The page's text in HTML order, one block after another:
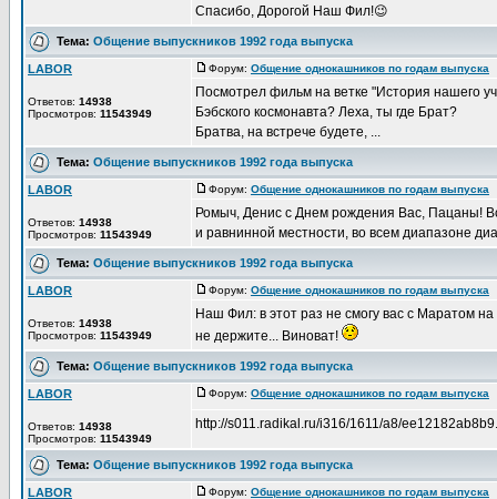
Спасибо, Дорогой Наш Фил!😉
Тема: Общение выпускников 1992 года выпуска
LABOR
Ответов: 14938
Просмотров: 11543949
Форум: Общение однокашников по годам выпуска
Посмотрел фильм на ветке "История нашего
Бэбского космонавта? Леха, ты где Брат?
Братва, на встрече будете, ...
Тема: Общение выпускников 1992 года выпуска
LABOR
Ответов: 14938
Просмотров: 11543949
Форум: Общение однокашников по годам выпуска
Ромыч, Денис с Днем рождения Вас, Пацаны!
и равнинной местности, во всем диапазоне
Тема: Общение выпускников 1992 года выпуска
LABOR
Ответов: 14938
Просмотров: 11543949
Форум: Общение однокашников по годам выпуска
Наш Фил: в этот раз не смогу вас с Маратом
не держите... Виноват!
Тема: Общение выпускников 1992 года выпуска
LABOR
Ответов: 14938
Просмотров: 11543949
Форум: Общение однокашников по годам выпуска
http://s011.radikal.ru/i316/1611/a8/
Тема: Общение выпускников 1992 года выпуска
LABOR Форум: Общение однокашников по годам выпуска